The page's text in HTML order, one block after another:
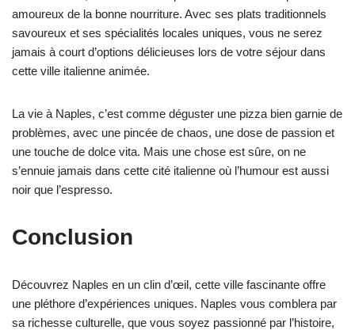
amoureux de la bonne nourriture. Avec ses plats traditionnels
savoureux et ses spécialités locales uniques, vous ne serez
jamais à court d’options délicieuses lors de votre séjour dans
cette ville italienne animée.
La vie à Naples, c’est comme déguster une pizza bien garnie de
problèmes, avec une pincée de chaos, une dose de passion et
une touche de dolce vita. Mais une chose est sûre, on ne
s’ennuie jamais dans cette cité italienne où l’humour est aussi
noir que l’espresso.
Conclusion
Découvrez Naples en un clin d’œil, cette ville fascinante offre
une pléthore d’expériences uniques. Naples vous comblera par
sa richesse culturelle, que vous soyez passionné par l’histoire,